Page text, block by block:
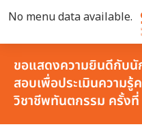
No menu data available.
ขอแสดงความยินดีกับ
สอบเพื่อประเมินความรู้
วิชาชีพทันตกรรม ครั้ง